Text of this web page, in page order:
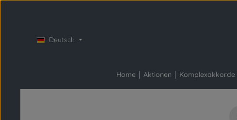
Deutsch
Home Aktionen Komplexakkorde